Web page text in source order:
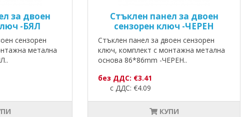
за двоен
-БЯЛ
сензорен
метална
Стъклен панел за двоен
сензорен ключ -ЧЕРЕН
Стъклен панел за двоен сензорен
ключ, комплект с монтажна метална
основа 86*86mm -ЧЕРЕН..
без ДДС: €3.41
с ДДС: €4.09
КУПИ